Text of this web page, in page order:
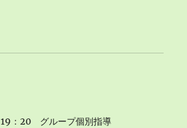
：20 グループ個別指導